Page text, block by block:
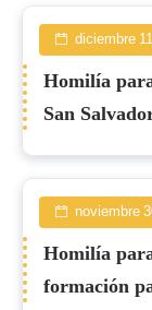
diciembre
Homilía
San
noviembre
Homilía
formación